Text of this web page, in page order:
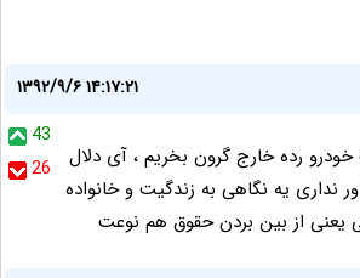
۱۳۹۲/۹/۶ ۱۴:۱۷:۲۱
43
26
رده خارج گرون بخریم ، آی دلال
نداری یه نگاهی به زندگیت و خانواده
یعنی از بین بردن حقوق هم نوعت